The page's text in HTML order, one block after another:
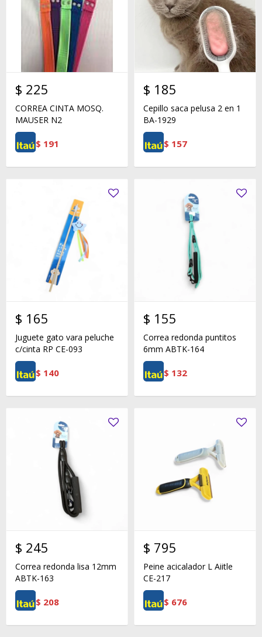
$ 225
CORREA CINTA MOSQ.
MAUSER N2
$ 191
$ 185
Cepillo saca pelusa 2 en 1
BA-1929
$ 157
$ 165
Juguete gato vara peluche
c/cinta RP CE-093
$ 140
$ 155
Correa redonda puntitos
6mm ABTK-164
$ 132
$ 245
Correa redonda lisa 12mm
ABTK-163
$ 208
$ 795
Peine acicalador L Aiitle
CE-217
$ 676